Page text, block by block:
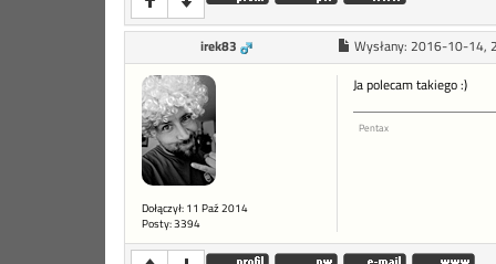
irek83 Wysłany: 2016-10-14,
Dołączył: 11 Paź 2014
Posty: 3394
Ja polecam takiego :)
Pentax